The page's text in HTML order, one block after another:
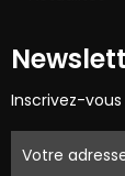
Inscrivez-